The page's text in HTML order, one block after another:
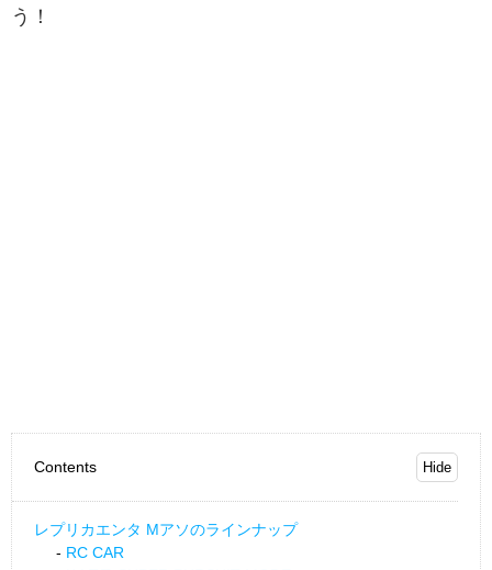
う！
Contents
レプリカエンタ Mアソのラインナップ
RC CAR